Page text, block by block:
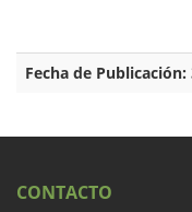
Fecha de Publicación:
CONTACTO